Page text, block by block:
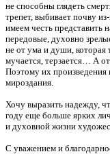
не способны глядеть
трепет, выбивает почву
имеем честь представить
передовые, духовно
не от ума и души, которая
мучается, терзается… А
Поэтому их произведения
мироздания.
Хочу выразить надежду,
году еще больше ярких
и духовной жизни
С уважением и